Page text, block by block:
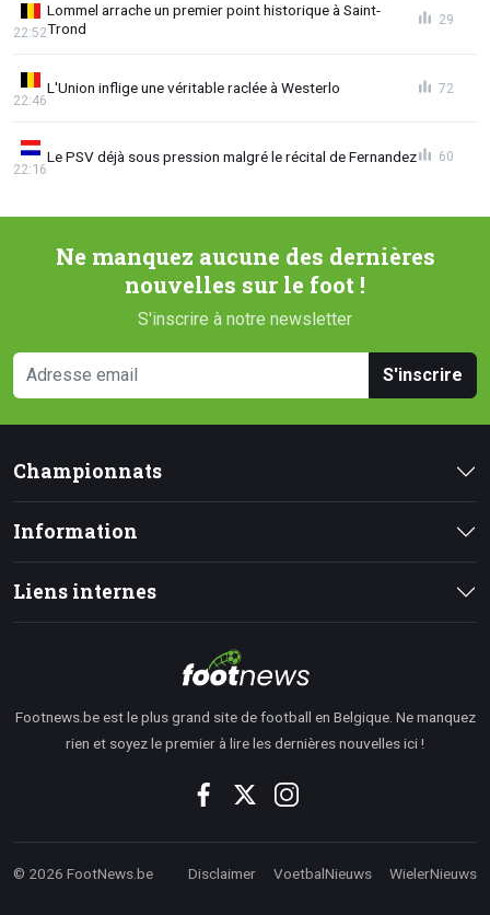
Lommel arrache un premier point historique à Saint-
Trond
22:52
29
L'Union inflige une véritable raclée à Westerlo
22:46
72
Le PSV déjà sous pression malgré le récital de Fernandez
22:16
60
Ne manquez aucune des dernières
nouvelles sur le foot !
S'inscrire à notre newsletter
S'inscrire
Championnats
Information
Liens internes
Footnews.be est le plus grand site de football en Belgique. Ne manquez
rien et soyez le premier à lire les dernières nouvelles ici !
© 2026 FootNews.be Disclaimer VoetbalNieuws WielerNieuws